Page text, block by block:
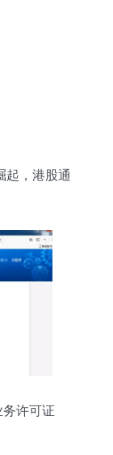
起，港股通
许可证